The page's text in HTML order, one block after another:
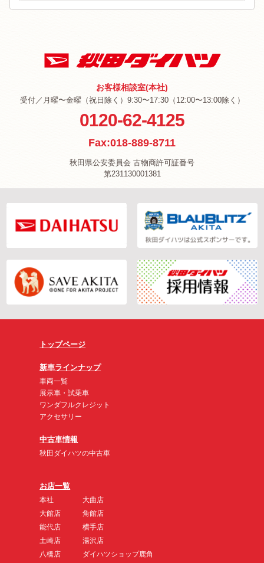
お客様相談室(本社)
受付／月曜〜金曜（祝日除く）9:30〜17:30（12:00〜13:00除く）
0120-62-4125
Fax:018-889-8711
秋田県公安委員会 古物商許可証番号
第231130001381
トップページ
新車ラインナップ
車両一覧
展示車・試乗車
ワンダフルクレジット
アクセサリー
中古車情報
秋田ダイハツの中古車
お店一覧
本社
大館店
能代店
土崎店
八橋店
大曲店
角館店
横手店
湯沢店
ダイハツショップ鹿角